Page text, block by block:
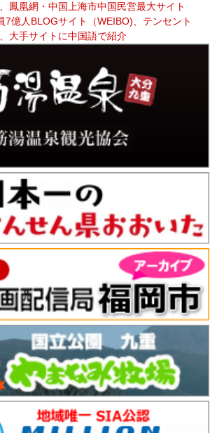
鳳凰網・中国上海市中国民営最大サイト
7億人BLOGサイト（WEIBO)、テンセント
大手サイトに中国語で紹介